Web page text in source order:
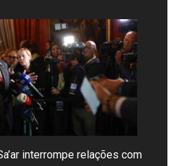
interrompe relações com